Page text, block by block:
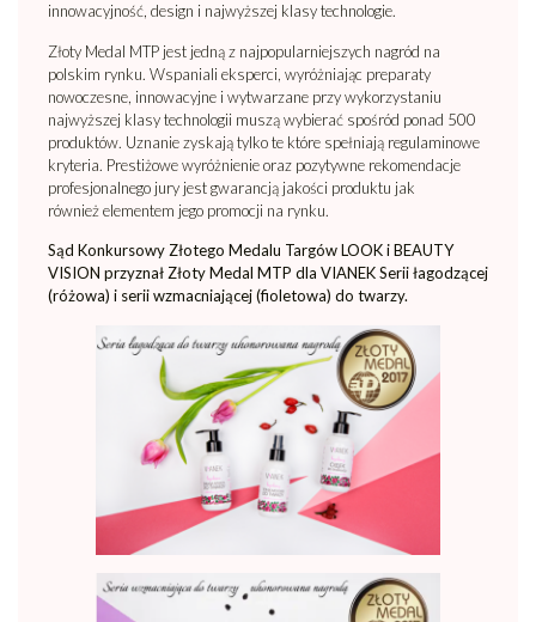
innowacyjność, design i najwyższej klasy technologie.
Złoty Medal MTP jest jedną z najpopularniejszych nagród na
polskim rynku. Wspaniali eksperci, wyróżniając preparaty
nowoczesne, innowacyjne i wytwarzane przy wykorzystaniu
najwyższej klasy technologii muszą wybierać spośród ponad 500
produktów. Uznanie zyskają tylko te które spełniają regulaminowe
kryteria. Prestiżowe wyróżnienie oraz pozytywne rekomendacje
profesjonalnego jury jest gwarancją jakości produktu jak
również elementem jego promocji na rynku.
Sąd Konkursowy Złotego Medalu Targów LOOK i BEAUTY
VISION przyznał Złoty Medal MTP dla VIANEK Serii łagodzącej
(różowa) i serii wzmacniającej (fioletowa) do twarzy.